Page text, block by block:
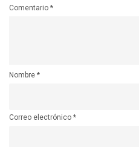
Comentario *
Nombre *
Correo electrónico *